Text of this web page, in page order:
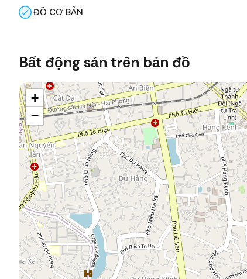
ĐỒ CƠ BẢN
Bất động sản trên bản đồ
+
−